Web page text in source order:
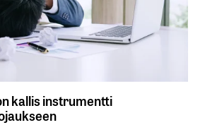
kallis instrumentti